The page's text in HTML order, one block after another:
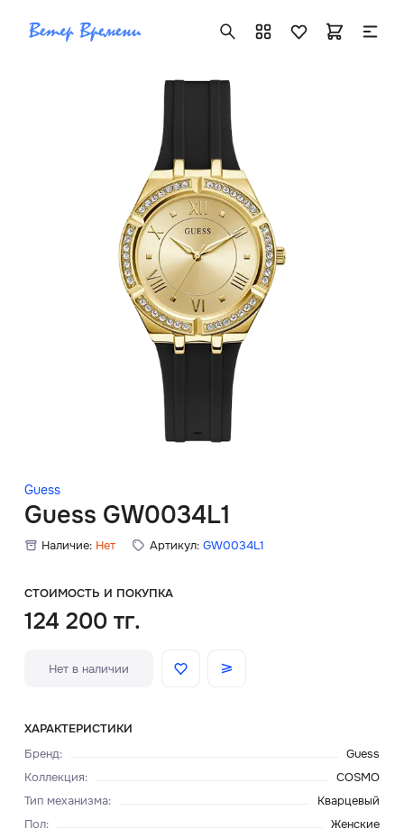
Guess
Guess GW0034L1
Наличие: Нет Артикул: GW0034L1
СТОИМОСТЬ И ПОКУПКА
124 200 тг.
Нет в наличии
ХАРАКТЕРИСТИКИ
Бренд:
Guess
Коллекция:
COSMO
Тип механизма:
Кварцевый
Пол:
Женские
+7 ( 705 ) 181-42-50
info@vetervremeni.kz
Авторизация
Каталог
Мужские часы
Женские часы
Скидки
Главная
О нас